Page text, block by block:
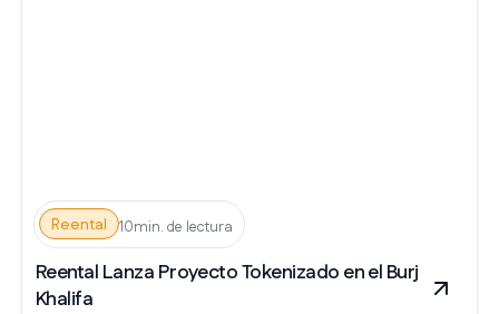
Reental 10min. de lectura
Reental Lanza Proyecto Tokenizado en el Burj
Khalifa